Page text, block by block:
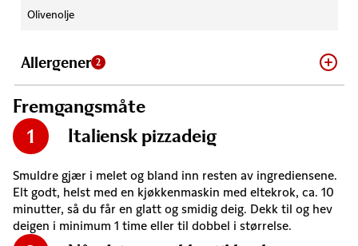
Fremgangsmåte
1
Italiensk pizzadeig
Smuldre gjær i melet og bland inn resten av ingrediensene.
Elt godt, helst med en kjøkkenmaskin med eltekrok, ca. 10
minutter, så du får en glatt og smidig deig. Dekk til og hev
deigen i minimum 1 time eller til dobbel i størrelse.
Olivenolje
Allergener 2